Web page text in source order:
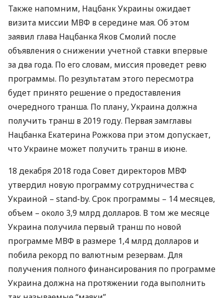
Также напомним, Нацбанк Украины ожидает
визита миссии МВФ в середине мая. Об этом
заявил глава Нацбанка Яков Смолий после
объявления о снижении учетной ставки впервые
за два года. По его словам, миссия проведет ревю
программы. По результатам этого пересмотра
будет принято решение о предоставления
очередного транша. По плану, Украина должна
получить транш в 2019 году. Первая замглавы
Нацбанка Екатерина Рожкова при этом допускает,
что Украине может получить транш в июне.
18 декабря 2018 года Совет директоров МВФ
утвердил новую программу сотрудничества с
Украиной – stand-by. Срок программы – 14 месяцев,
объем – около 3,9 млрд долларов. В том же месяце
Украина получила первый транш по новой
программе МВФ в размере 1,4 млрд долларов и
побила рекорд по валютным резервам. Для
получения полного финансирования по программе
Украина должна на протяжении года выполнить